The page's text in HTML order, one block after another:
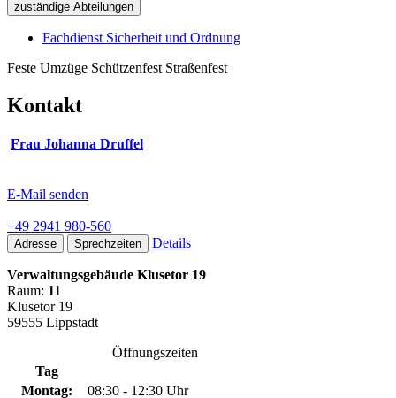
zuständige Abteilungen
Fachdienst Sicherheit und Ordnung
Feste Umzüge Schützenfest Straßenfest
Kontakt
Frau Johanna Druffel
E-Mail senden
+49 2941 980-560
Adresse Sprechzeiten Details
Verwaltungsgebäude Klusetor 19
Raum: 11
Klusetor 19
59555 Lippstadt
Öffnungszeiten
Tag
Montag:
08:30 - 12:30 Uhr